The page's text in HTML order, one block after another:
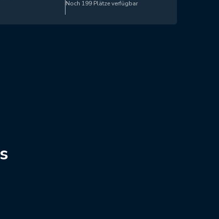
Noch 199 Plätze verfügbar